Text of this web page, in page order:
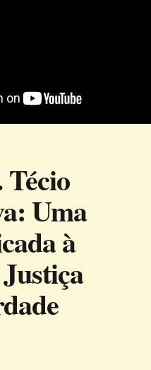
Uma
à